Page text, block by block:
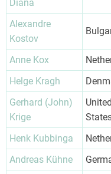
Diana
Alexandre
Kostov
Anne Kox
Helge Kragh
Gerhard (John)
Krige
United
Henk Kubbinga
Andreas Kühne